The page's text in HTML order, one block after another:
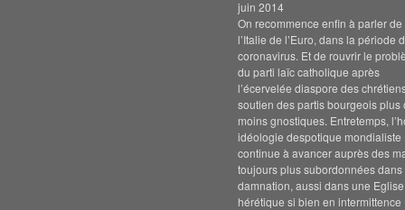
juin 2014
On recommence enfin à parler de
l’Italie de l’Euro, dans la période
coronavirus. Et de rouvrir le
du parti laïc catholique après
l’écervelée diaspore des
soutien des partis bourgeois plus
moins gnostiques. Entretemps,
idéologie despotique mondialiste
continue à avancer auprès des
toujours plus subordonnées dans
damnation, aussi dans une Eglise
hérétique si bien en intermittence